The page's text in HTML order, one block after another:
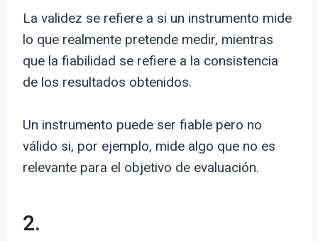
La validez se refiere a si un instrumento mide
lo que realmente pretende medir, mientras
que la fiabilidad se refiere a la consistencia
de los resultados obtenidos.
Un instrumento puede ser fiable pero no
válido si, por ejemplo, mide algo que no es
relevante para el objetivo de evaluación.
2.